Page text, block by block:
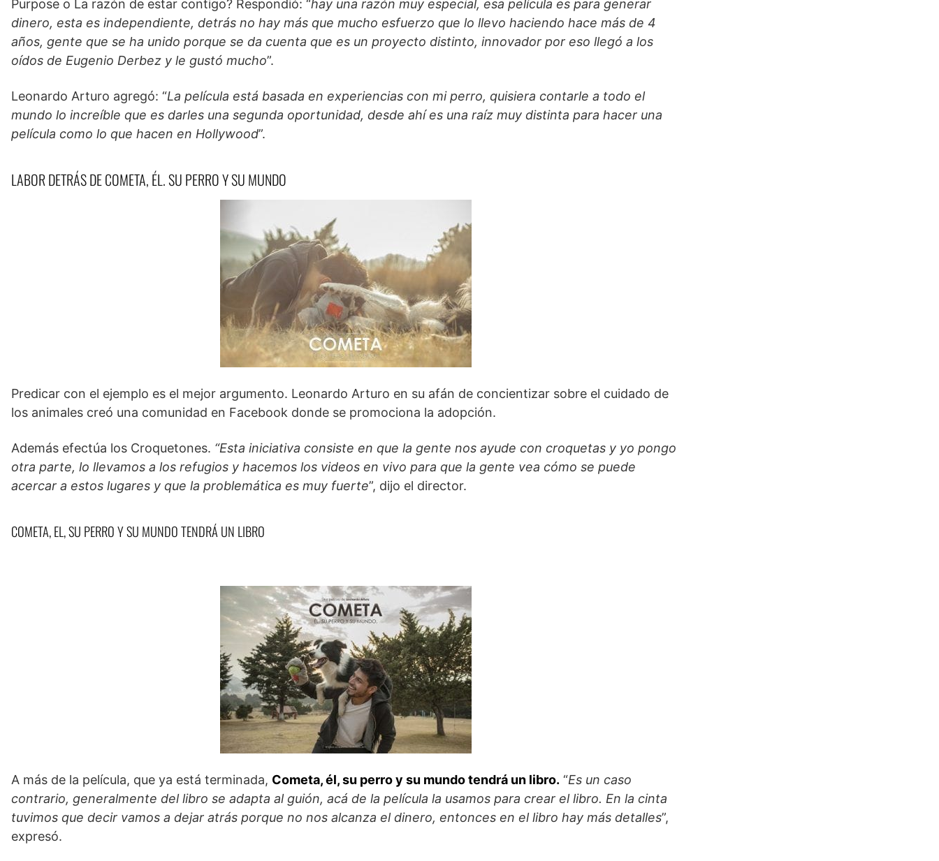
Purpose o La razón de estar contigo? Respondió: “hay una razón muy especial, esa película es para generar
dinero, esta es independiente, detrás no hay más que mucho esfuerzo que lo llevo haciendo hace más de 4
años, gente que se ha unido porque se da cuenta que es un proyecto distinto, innovador por eso llegó a los
oídos de Eugenio Derbez y le gustó mucho”.
Leonardo Arturo agregó: “La película está basada en experiencias con mi perro, quisiera contarle a todo el
mundo lo increíble que es darles una segunda oportunidad, desde ahí es una raíz muy distinta para hacer una
película como lo que hacen en Hollywood”.
LABOR DETRÁS DE COMETA, ÉL. SU PERRO Y SU MUNDO
Predicar con el ejemplo es el mejor argumento. Leonardo Arturo en su afán de concientizar sobre el cuidado de
los animales creó una comunidad en Facebook donde se promociona la adopción.
Además efectúa los Croquetones. “Esta iniciativa consiste en que la gente nos ayude con croquetas y yo pongo
otra parte, lo llevamos a los refugios y hacemos los videos en vivo para que la gente vea cómo se puede
acercar a estos lugares y que la problemática es muy fuerte”, dijo el director.
COMETA, EL, SU PERRO Y SU MUNDO TENDRÁ UN LIBRO
A más de la película, que ya está terminada, Cometa, él, su perro y su mundo tendrá un libro. “Es un caso
contrario, generalmente del libro se adapta al guión, acá de la película la usamos para crear el libro. En la cinta
tuvimos que decir vamos a dejar atrás porque no nos alcanza el dinero, entonces en el libro hay más detalles”,
expresó.